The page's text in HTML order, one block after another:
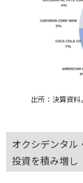
出所：決算資
オクシデンタル
投資を積み増し